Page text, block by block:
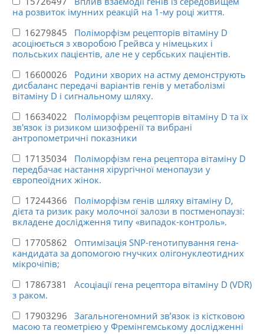
на розвиток імунних реакцій на 1-му році життя.
16279845 Поліморфізм рецепторів вітаміну D
асоціюється з хворобою Грейвса у німецьких і
польських пацієнтів, але не у сербських пацієнтів.
16600026 Родини хворих на астму демонструють
дисбаланс передачі варіантів генів у метаболізмі
вітаміну D і сигнальному шляху.
16634022 Поліморфізм рецепторів вітаміну D та їх
зв'язок із ризиком шизофренії та вибрані
антропометричні показники
17135034 Поліморфізм гена рецептора вітаміну D
передбачає настання хірургічної менопаузи у
європеоїдних жінок.
17244366 Поліморфізм генів шляху вітаміну D,
дієта та ризик раку молочної залози в постменопаузі:
вкладене дослідження типу «випадок-контроль».
17705862 Оптимізація SNP-генотипування гена-
кандидата за допомогою гнучких олігонуклеотидних
мікрочіпів;
17867381 Асоціації гена рецептора вітаміну D (VDR)
з раком.
17903296 Загальногеномний зв’язок із кістковою
масою та геометрією у Фремінгемському дослідженні